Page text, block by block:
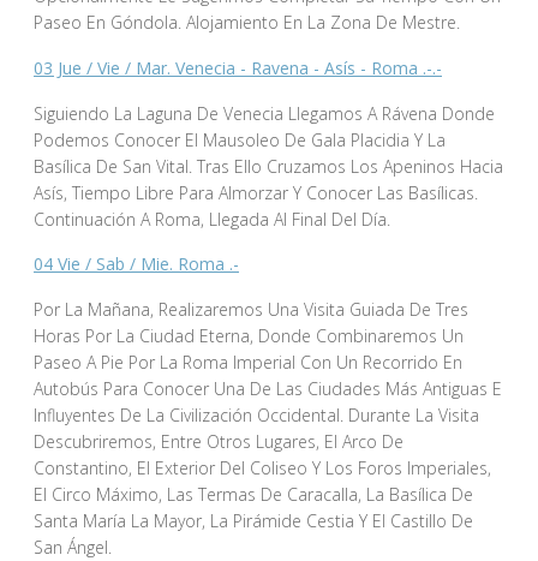
Paseo En Góndola. Alojamiento En La Zona De Mestre.
03 Jue / Vie / Mar. Venecia - Ravena - Asís - Roma .-.-
Siguiendo La Laguna De Venecia Llegamos A Rávena Donde
Podemos Conocer El Mausoleo De Gala Placidia Y La
Basílica De San Vital. Tras Ello Cruzamos Los Apeninos Hacia
Asís, Tiempo Libre Para Almorzar Y Conocer Las Basílicas.
Continuación A Roma, Llegada Al Final Del Día.
04 Vie / Sab / Mie. Roma .-
Por La Mañana, Realizaremos Una Visita Guiada De Tres
Horas Por La Ciudad Eterna, Donde Combinaremos Un
Paseo A Pie Por La Roma Imperial Con Un Recorrido En
Autobús Para Conocer Una De Las Ciudades Más Antiguas E
Influyentes De La Civilización Occidental. Durante La Visita
Descubriremos, Entre Otros Lugares, El Arco De
Constantino, El Exterior Del Coliseo Y Los Foros Imperiales,
El Circo Máximo, Las Termas De Caracalla, La Basílica De
Santa María La Mayor, La Pirámide Cestia Y El Castillo De
San Ángel.